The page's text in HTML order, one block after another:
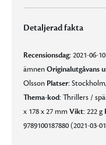
Detaljerad fakta
Recensionsdag:2021-06-10
ämnenOriginalutgåvans
Olsson Platser:
Thema-kod:Thrillers /
x 178 x 27 mmVikt:222 g
9789100187880 (2021-03-